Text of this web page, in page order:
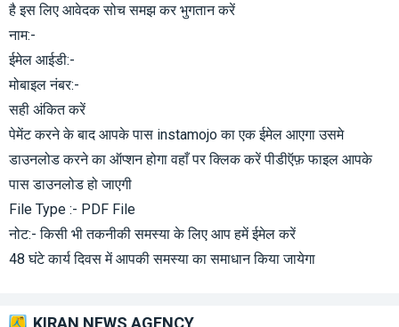
है इस लिए आवेदक सोच समझ कर भुगतान करें
नाम:-
ईमेल आईडी:-
मोबाइल नंबर:-
सही अंकित करें
पेमेंट करने के बाद आपके पास instamojo का एक ईमेल आएगा उसमे
डाउनलोड करने का ऑप्शन होगा वहाँ पर क्लिक करें पीडीऍफ़ फाइल आपके
पास डाउनलोड हो जाएगी
File Type :- PDF File
नोट:- किसी भी तकनीकी समस्या के लिए आप हमें ईमेल करें
48 घंटे कार्य दिवस में आपकी समस्या का समाधान किया जायेगा
KIRAN NEWS AGENCY